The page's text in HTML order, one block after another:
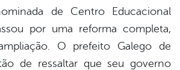
de Centro Educacional
por uma reforma completa,
O prefeito Galego de
de ressaltar que seu governo